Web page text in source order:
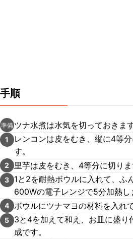
手順
準備ツナ水煮は水気を切っておきます
1
レンコンは皮をむき、縦に4等
す。
2 里芋は皮をむき、4等分に切りま
3
1と2を耐熱ボウルに入れて、ふ
600Wの電子レンジで5分加熱し
4 ボウルにツナマヨの材料を入れ
5
3と4を加えて和え、お皿に盛り
成です。